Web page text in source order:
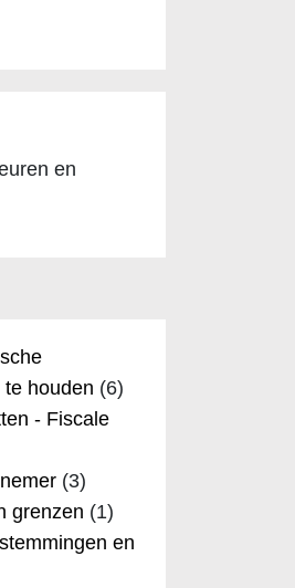
en
houden (6)
- Fiscale
(3)
grenzen (1)
en